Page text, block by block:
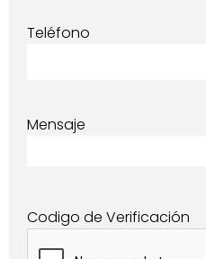
Teléfono
Mensaje
Codigo de Verificación